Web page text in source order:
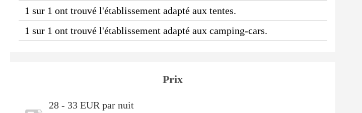
1 sur 1 ont trouvé l'établissement adapté aux tentes.
1 sur 1 ont trouvé l'établissement adapté aux camping-cars.
Prix
28 - 33 EUR par nuit